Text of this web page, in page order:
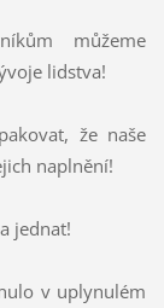
můžeme
lidstva!
že naše
naplnění!
jednat!
v uplynulém